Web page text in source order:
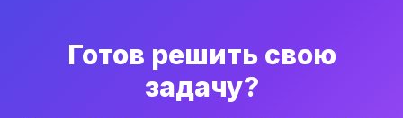
Готов решить свою
задачу?